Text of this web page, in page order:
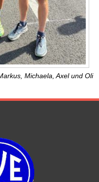
Michaela, Axel und Oli